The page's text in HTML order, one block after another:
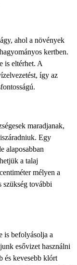
ahol a növények
kertben.
is eltérhet. A
így az
maradjanak,
Egy
alaposabban
a talaj
mélyen a
szükség további
is befolyásolja a
esővizet használni
és kevesebb klórt